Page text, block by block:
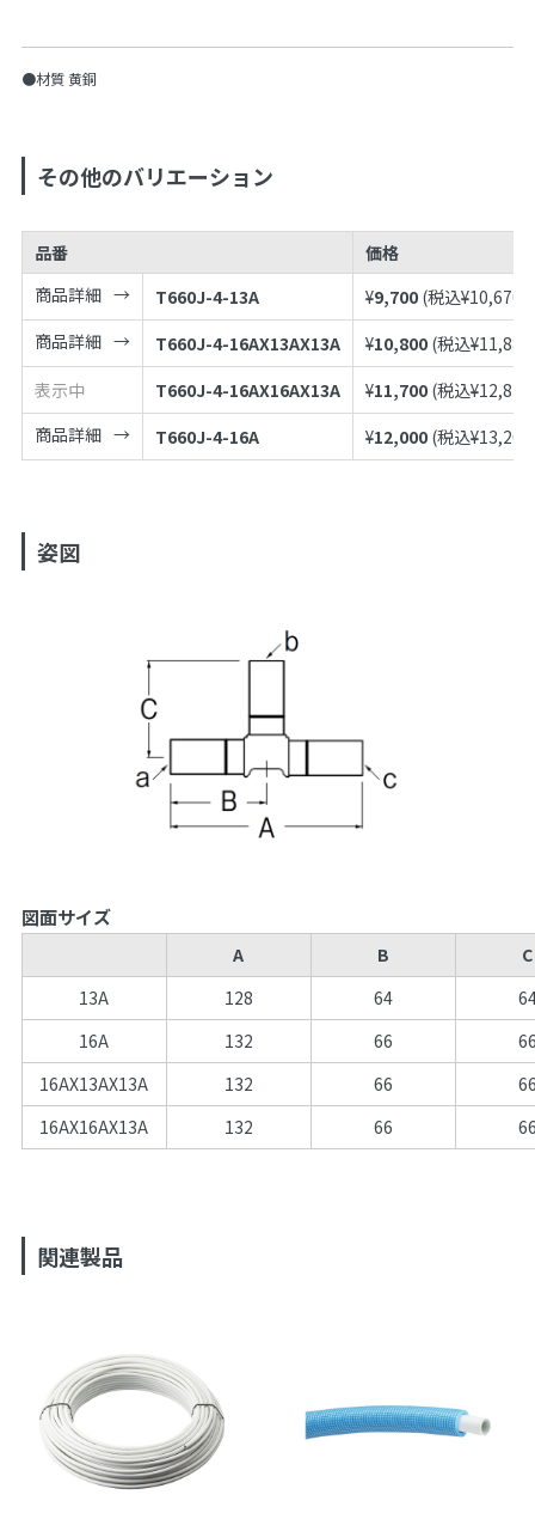
●材質 黄銅
その他のバリエーション
品番
価格
商品詳細
T660J-4-13A ¥9,700 (税込¥10,670
商品詳細
T660J-4-16AX13AX13A ¥10,800 (税込¥11,880
表示中
T660J-4-16AX16AX13A ¥11,700 (税込¥12,870
商品詳細
T660J-4-16A ¥12,000 (税込¥13,200
姿図
図面サイズ
A B
C
13A
128 64
16A
132 66
16AX13AX13A
132 66
16AX16AX13A
132 66
関連製品